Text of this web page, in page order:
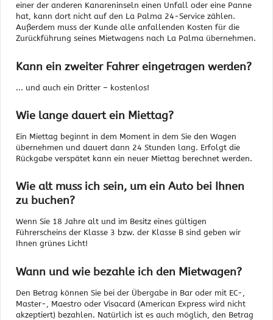
einer der anderen Kanareninseln einen Unfall oder eine Panne
hat, kann dort nicht auf den La Palma 24-Service zählen.
Außerdem muss der Kunde alle anfallenden Kosten für die
Zurückführung seines Mietwagens nach La Palma übernehmen.
Kann ein zweiter Fahrer eingetragen werden?
... und auch ein Dritter – kostenlos!
Wie lange dauert ein Miettag?
Ein Miettag beginnt in dem Moment in dem Sie den Wagen
übernehmen und dauert dann 24 Stunden lang. Erfolgt die
Rückgabe verspätet kann ein neuer Miettag berechnet werden.
Wie alt muss ich sein, um ein Auto bei Ihnen
zu buchen?
Wenn Sie 18 Jahre alt und im Besitz eines gültigen
Führerscheins der Klasse 3 bzw. der Klasse B sind geben wir
Ihnen grünes Licht!
Wann und wie bezahle ich den Mietwagen?
Den Betrag können Sie bei der Übergabe in Bar oder mit EC-,
Master-, Maestro oder Visacard (American Express wird nicht
akzeptiert) bezahlen. Natürlich ist es auch möglich, den Betrag